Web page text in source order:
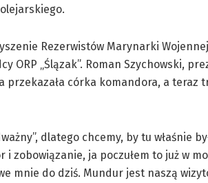
Rezerwistów Marynarki Wojennej
ORP „Ślązak”. Roman Szychowski,
przekazała córka komandora, a teraz
dlatego chcemy, by tu właśnie
ja poczułem to już w
mnie do dziś. Mundur jest naszą